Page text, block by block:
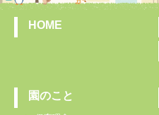
HOME
園のこと